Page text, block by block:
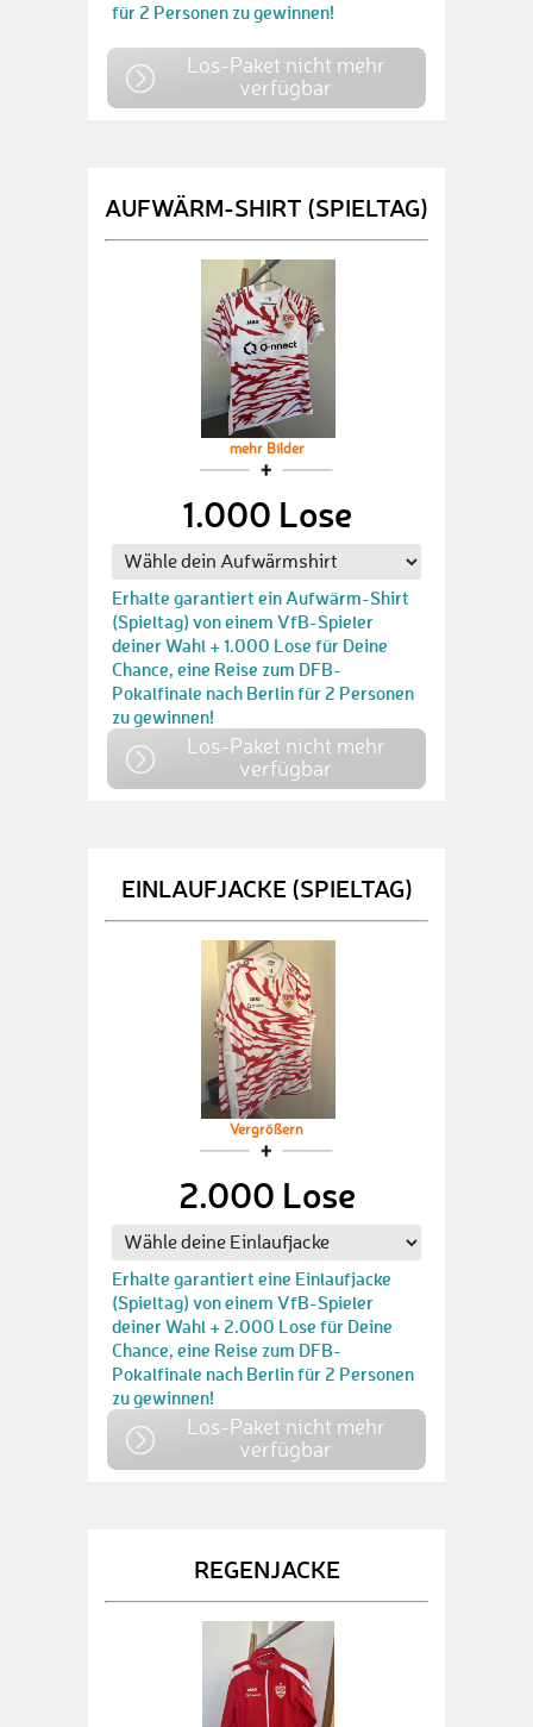
für 2 Personen zu gewinnen!
Los-Paket nicht mehr
verfügbar
AUFWÄRM-SHIRT (SPIELTAG)
mehr Bilder
1.000 Lose
Erhalte garantiert ein Aufwärm-Shirt
(Spieltag) von einem VfB-Spieler
deiner Wahl + 1.000 Lose für Deine
Chance, eine Reise zum DFB-
Pokalfinale nach Berlin für 2 Personen
zu gewinnen!
Los-Paket nicht mehr
verfügbar
EINLAUFJACKE (SPIELTAG)
Vergrößern
2.000 Lose
Erhalte garantiert eine Einlaufjacke
(Spieltag) von einem VfB-Spieler
deiner Wahl + 2.000 Lose für Deine
Chance, eine Reise zum DFB-
Pokalfinale nach Berlin für 2 Personen
zu gewinnen!
Los-Paket nicht mehr
verfügbar
REGENJACKE